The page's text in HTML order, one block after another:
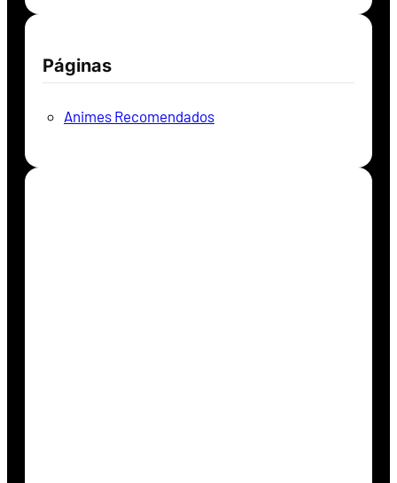
Páginas
Animes Recomendados